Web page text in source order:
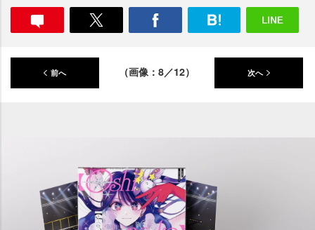
前へ （画像：8／12） 次へ